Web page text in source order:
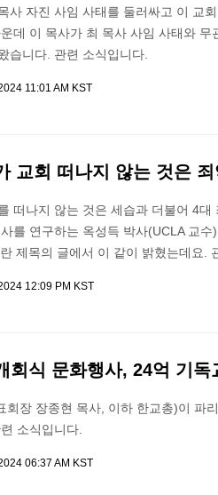
사 자진 사임 사태를 둘러싸고 이 교
데 이 목사가 최 목사 사임 사태와
습니다. 관련 소식입니다.
11:01 AM KST
교회 떠나지 않는 것은
떠나지 않는 것은 세습과 더불어 4
를 연구하는 옥성득 박사(UCLA 교
제목의 글에서 이 같이 밝혔는데요.
12:09 PM KST
회식 문화행사, 24억 기
회장 장종현 목사, 이하 한교총)이 파
소식입니다.
06:37 AM KST